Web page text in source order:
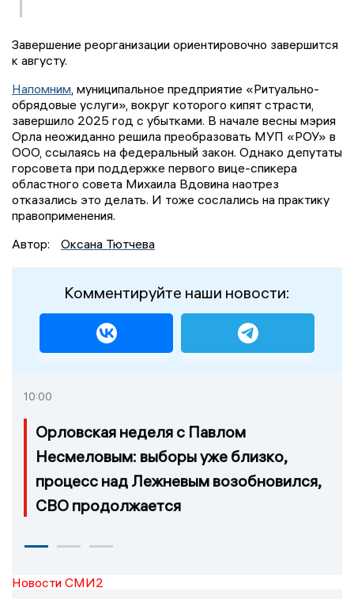
Завершение реорганизации ориентировочно завершится
к августу.
Напомним, муниципальное предприятие «Ритуально-
обрядовые услуги», вокруг которого кипят страсти,
завершило 2025 год с убытками. В начале весны мэрия
Орла неожиданно решила преобразовать МУП «РОУ» в
ООО, ссылаясь на федеральный закон. Однако депутаты
горсовета при поддержке первого вице-спикера
областного совета Михаила Вдовина наотрез
отказались это делать. И тоже сослались на практику
правоприменения.
Автор:
Оксана Тютчева
Комментируйте наши новости:
10:00
Орловская неделя с Павлом
Несмеловым: выборы уже близко,
процесс над Лежневым возобновился,
СВО продолжается
Новости СМИ2